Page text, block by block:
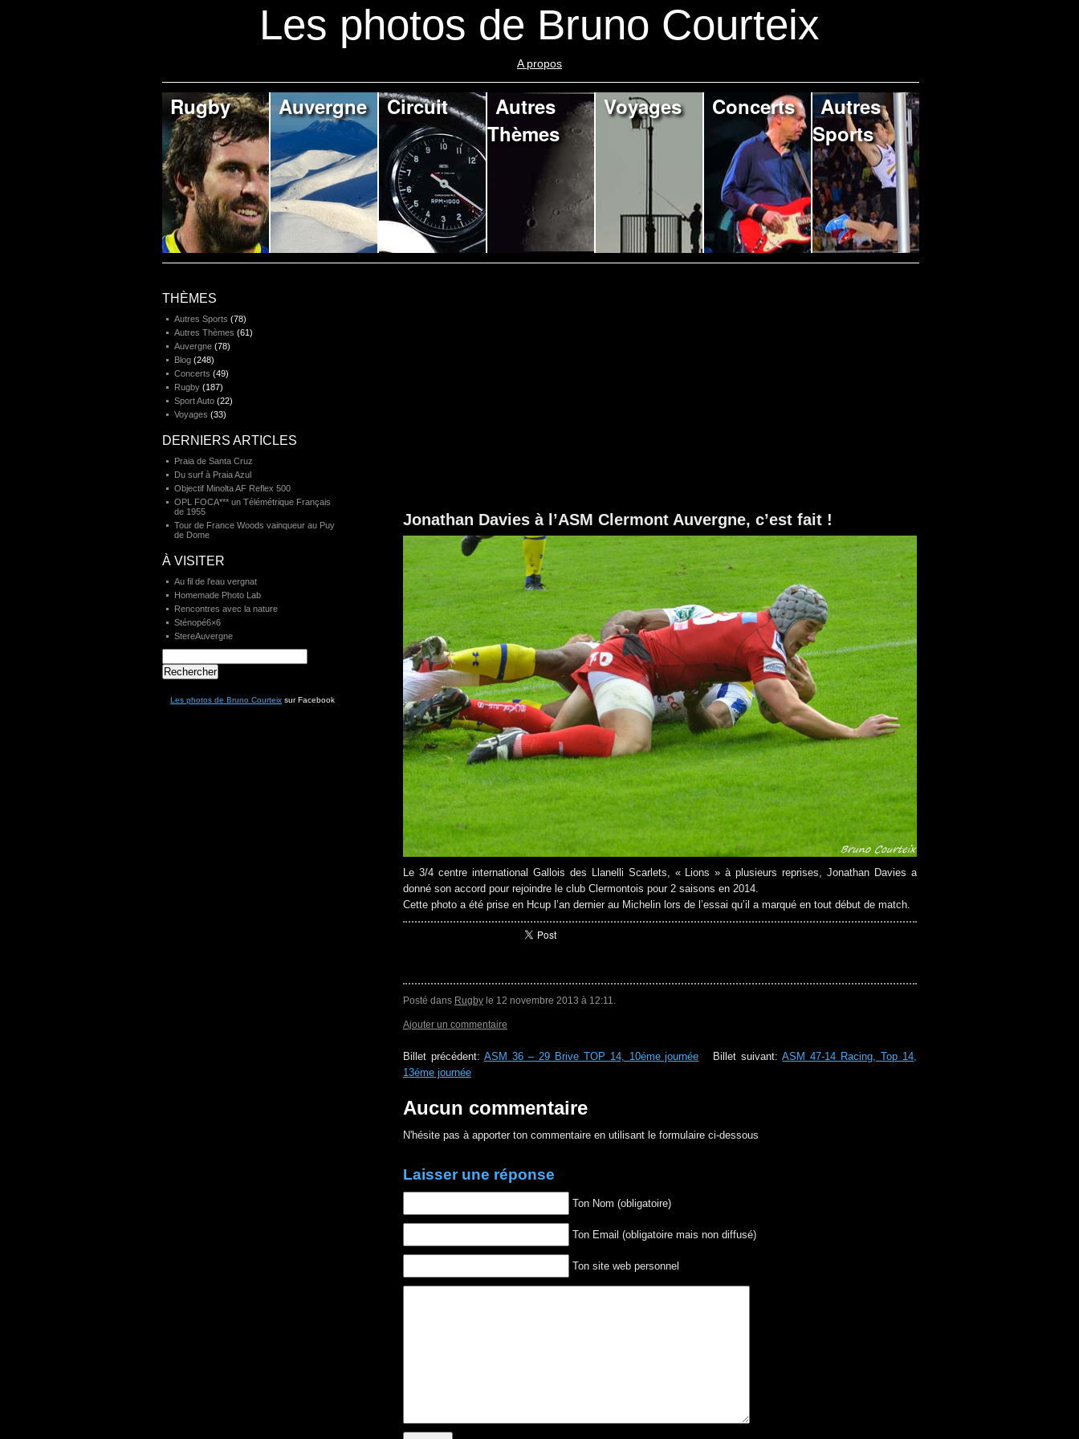
Les photos de Bruno Courteix
A propos
Rugby Auvergne Circuit
Autres
Thèmes
Voyages Concerts
Autres
Sports
Jonathan Davies à l’ASM Clermont Auvergne, c’est fait !
Le 3/4 centre international Gallois des Llanelli Scarlets, « Lions » à plusieurs reprises, Jonathan Davies a
donné son accord pour rejoindre le club Clermontois pour 2 saisons en 2014.
Cette photo a été prise en Hcup l’an dernier au Michelin lors de l’essai qu’il a marqué en tout début de match.
Posté dans Rugby le 12 novembre 2013 à 12:11.
Ajouter un commentaire
Billet précédent: ASM 36 – 29 Brive TOP 14, 10éme journée Billet suivant:ASM 47-14 Racing, Top 14,
13éme journée
Aucun commentaire
N'hésite pas à apporter ton commentaire en utilisant le formulaire ci-dessous
Laisser une réponse
Ton Nom (obligatoire)
Ton Email (obligatoire mais non diffusé)
Ton site web personnel
THÈMES
Autres Sports (78)
Autres Thèmes (61)
Auvergne (78)
Blog (248)
Concerts (49)
Rugby (187)
Sport Auto (22)
Voyages (33)
DERNIERS ARTICLES
Praia de Santa Cruz
Du surf à Praia Azul
Objectif Minolta AF Reflex 500
OPL FOCA*** un Télémétrique Français
de 1955
Tour de France Woods vainqueur au Puy
de Dome
À VISITER
Au fil de l'eau vergnat
Homemade Photo Lab
Rencontres avec la nature
Sténopé6×6
StereAuvergne
Les photos de Bruno Courteix sur Facebook